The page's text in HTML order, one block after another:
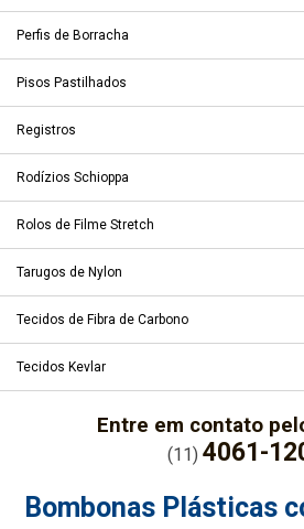
Perfis de Borracha
Pisos Pastilhados
Registros
Rodízios Schioppa
Rolos de Filme Stretch
Tarugos de Nylon
Tecidos de Fibra de Carbono
Tecidos Kevlar
Entre em contato
(11) 4061-
Bombonas Plásticas